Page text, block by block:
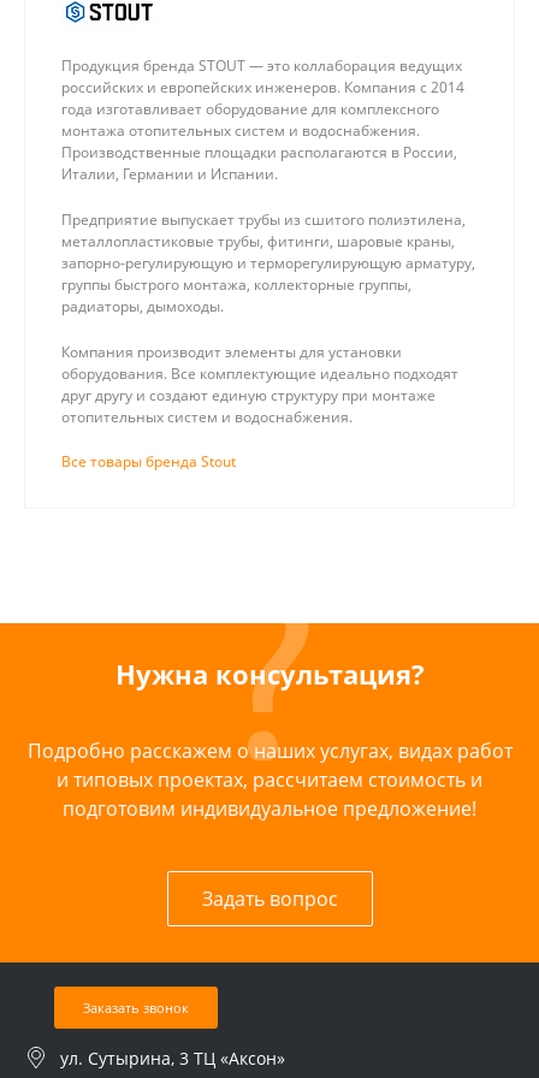
Продукция бренда STOUT — это коллаборация ведущих
российских и европейских инженеров. Компания с 2014
года изготавливает оборудование для комплексного
монтажа отопительных систем и водоснабжения.
Производственные площадки располагаются в России,
Италии, Германии и Испании.
Предприятие выпускает трубы из сшитого полиэтилена,
металлопластиковые трубы, фитинги, шаровые краны,
запорно-регулирующую и терморегулирующую арматуру,
группы быстрого монтажа, коллекторные группы,
радиаторы, дымоходы.
Компания производит элементы для установки
оборудования. Все комплектующие идеально подходят
друг другу и создают единую структуру при монтаже
отопительных систем и водоснабжения.
Все товары бренда Stout
Нужна консультация?
Подробно расскажем о наших услугах, видах работ
и типовых проектах, рассчитаем стоимость и
подготовим индивидуальное предложение!
Задать вопрос
Заказать звонок
ул. Сутырина, 3 ТЦ «Аксон»